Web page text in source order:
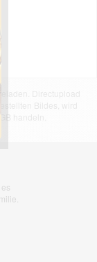
Directupload
Bildes, wird
handeln.